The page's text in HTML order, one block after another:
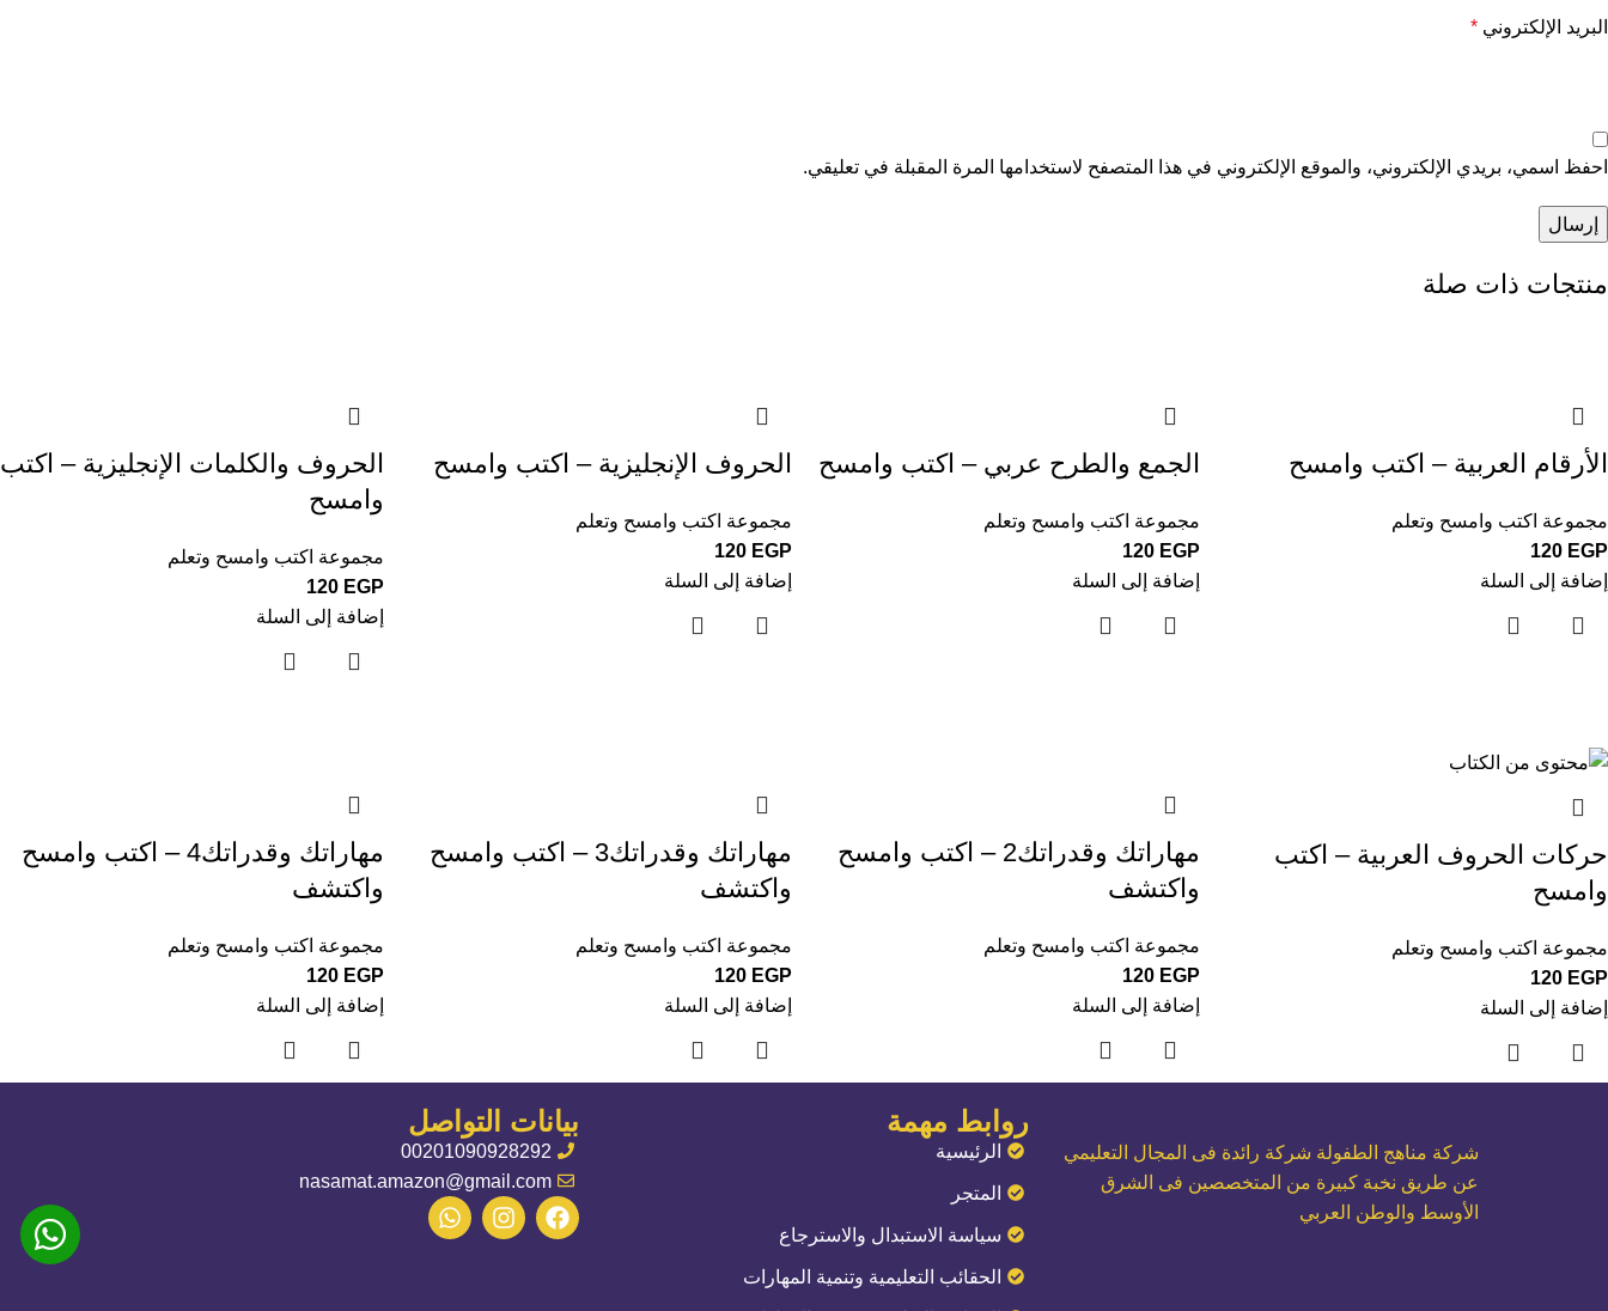
البريد الإلكتروني *
احفظ اسمي، بريدي الإلكتروني، والموقع الإلكتروني في هذا المتصفح لاستخدامها المرة المقبلة في تعليقي.
منتجات ذات صلة
الأرقام العربية – اكتب وامسح
مجموعة اكتب وامسح وتعلم
120 EGP
إضافة إلى السلة
الجمع والطرح عربي – اكتب وامسح
مجموعة اكتب وامسح وتعلم
120 EGP
إضافة إلى السلة
الحروف الإنجليزية – اكتب وامسح
مجموعة اكتب وامسح وتعلم
120 EGP
إضافة إلى السلة
الحروف والكلمات الإنجليزية – اكتب
وامسح
مجموعة اكتب وامسح وتعلم
120 EGP
إضافة إلى السلة
حركات الحروف العربية – اكتب
وامسح
مجموعة اكتب وامسح وتعلم
120 EGP
إضافة إلى السلة
مهاراتك وقدراتك2 – اكتب وامسح
واكتشف
مجموعة اكتب وامسح وتعلم
120 EGP
إضافة إلى السلة
مهاراتك وقدراتك3 – اكتب وامسح
واكتشف
مجموعة اكتب وامسح وتعلم
120 EGP
إضافة إلى السلة
مهاراتك وقدراتك4 – اكتب وامسح
واكتشف
مجموعة اكتب وامسح وتعلم
120 EGP
إضافة إلى السلة
شركة مناهج الطفولة شركة رائدة فى المجال التعليمي
عن طريق نخبة كبيرة من المتخصصين فى الشرق
الأوسط والوطن العربي
روابط مهمة
الرئيسية
المتجر
سياسة الاستبدال والاسترجاع
الحقائب التعليمية وتنمية المهارات
بيانات التواصل
00201090928292
nasamat.amazon@gmail.com